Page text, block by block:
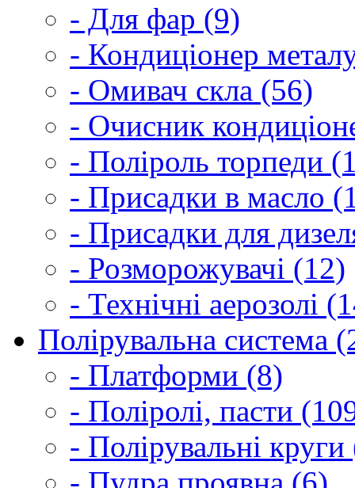
- Для фар (9)
- Кондиціонер
- Омивач скла (56)
- Очисник
- Поліроль торпеди
- Присадки в масло
- Присадки для
- Розморожувачі (12)
- Технічні аерозолі
Полірувальна система
- Платформи (8)
- Поліролі, пасти
- Полірувальні